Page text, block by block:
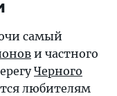
самый
и частного
Черного
любителям